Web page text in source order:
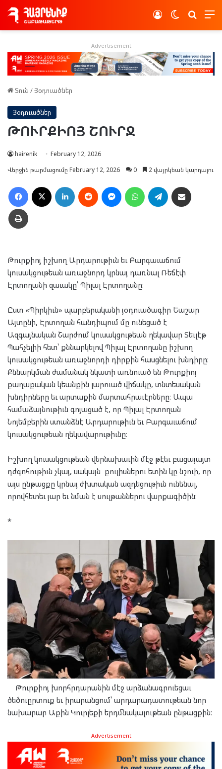
Switch skin
Log In
Advertisement
Տուն /Յօդուածներ
Յօդուածներ
ԹՈՒՐՔԻՈՅ ՇՈՒՐՋ
hairenik
February 12, 2026
Վերջին թարմացումը February 12, 2026
0 2 վայրկեան կարդալու
Facebook LinkedIn Reddit MessengerWhatsAppTelegram
Տպել
Թուրքիոյ իշխող Արդարութիւն եւ Բարգաւաճում
կուսակցութեան առաջնորդ կրնայ դառնալ Ռեճէփ
Էրտողանի զաւակը՝ Պիլալ Էրտողանը։
Ըստ «Պիրկիւն» պարբերականի յօդուածագիր Եաշար
Այտընի, Էրտողան հանդիպում մը ունեցած է
Ազգայնական Շարժում կուսակցութեան ղեկավար Տեւլէթ
Պահչելիի հետ՝ քննարկելով Պիլալ Էրտողանը իշխող
կուսակցութեան առաջնորդի դիրքին հասցնելու խնդիրը։
Քննարկման ժամանակ նկատի առնուած են Թուրքիոյ
քաղաքական կեանքին լարուած վիճակը, տնտեսական
խնդիրները եւ արտաքին մարտահրաւէրները։ Ապա
համաձայնութիւն գոյացած է, որ Պիլալ Էրտողան
Նոյեմբերին ստանձնէ Արդարութիւն եւ Բարգաւաճում
կուսակցութեան ղեկավարութիւնը։
Իշխող կուսակցութեան վերնախաւին մէջ թէեւ բացայայտ
դժգոհութիւն չկայ, սակայն քուլիսներու ետին կը նշուի, որ
այս ընթացքը կրնայ ժխտական ազդեցութիւն ունենալ,
որովհետեւ յար եւ նման է սուլթաններու վարքագիծին։
*
Թուրքիոյ խորհրդարանին մէջ արձանագրուեցաւ
ծեծուըրտուք եւ իրարանցում՝ արդարադատութեան նոր
նախարար Աքին Կուրլեքի երդմնակալութեան ընթացքին։
Advertisement